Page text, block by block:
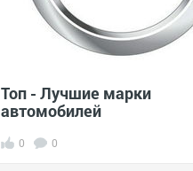
Топ - Лучшие марки
автомобилей
0 0